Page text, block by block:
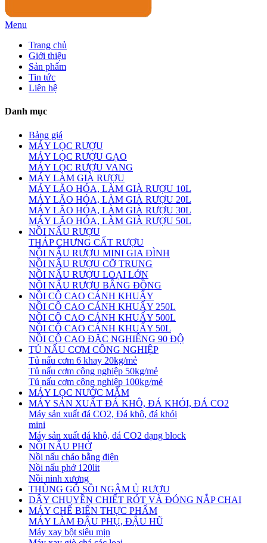
Menu
Trang chủ
Giới thiệu
Sản phẩm
Tin tức
Liên hệ
Danh mục
Bảng giá
MÁY LỌC RƯỢU
MÁY LỌC RƯỢU GẠO
MÁY LỌC RƯỢU VANG
MÁY LÀM GIÀ RƯỢU
MÁY LÃO HÓA, LÀM GIÀ RƯỢU 10L
MÁY LÃO HÓA, LÀM GIÀ RƯỢU 20L
MÁY LÃO HÓA, LÀM GIÀ RƯỢU 30L
MÁY LÃO HÓA, LÀM GIÀ RƯỢU 50L
NỒI NẤU RƯỢU
THÁP CHƯNG CẤT RƯỢU
NỒI NẤU RƯỢU MINI GIA ĐÌNH
NỒI NẤU RƯỢU CỠ TRUNG
NỒI NẤU RƯỢU LOẠI LỚN
NỒI NẤU RƯỢU BẰNG ĐỒNG
NỒI CÔ CAO CÁNH KHUẤY
NỒI CÔ CAO CÁNH KHUẤY 250L
NỒI CÔ CAO CÁNH KHUẤY 500L
NỒI CÔ CAO CÁNH KHUẤY 50L
NỒI CÔ CAO ĐẶC NGHIÊNG 90 ĐỘ
TỦ NẤU CƠM CÔNG NGHIỆP
Tủ nấu cơm 6 khay 20kg/mẻ
Tủ nấu cơm công nghiệp 50kg/mẻ
Tủ nấu cơm công nghiệp 100kg/mẻ
MÁY LỌC NƯỚC MẮM
MÁY SẢN XUẤT ĐÁ KHÔ, ĐÁ KHÓI, ĐÁ CO2
Máy sản xuất đá CO2, Đá khô, đá khói
mini
Máy sản xuất đá khô, đá CO2 dạng block
NỒI NẤU PHỞ
Nồi nấu cháo bằng điện
Nồi nấu phở 120lit
Nồi ninh xương
THÙNG GỖ SỒI NGÂM Ủ RƯỢU
DÂY CHUYỀN CHIẾT RÓT VÀ ĐÓNG NẮP CHAI
MÁY CHẾ BIẾN THỰC PHẨM
MÁY LÀM ĐẬU PHỤ, ĐẬU HŨ
Máy xay bột siêu mịn